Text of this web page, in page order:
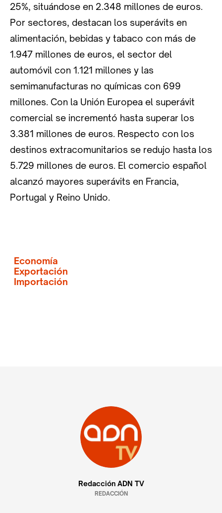
25%, situándose en 2.348 millones de euros.
Por sectores, destacan los superávits en
alimentación, bebidas y tabaco con más de
1.947 millones de euros, el sector del
automóvil con 1.121 millones y las
semimanufacturas no químicas con 699
millones. Con la Unión Europea el superávit
comercial se incrementó hasta superar los
3.381 millones de euros. Respecto con los
destinos extracomunitarios se redujo hasta los
5.729 millones de euros. El comercio español
alcanzó mayores superávits en Francia,
Portugal y Reino Unido.
Economía
Exportación
Importación
Redacción ADN TV
REDACCIÓN